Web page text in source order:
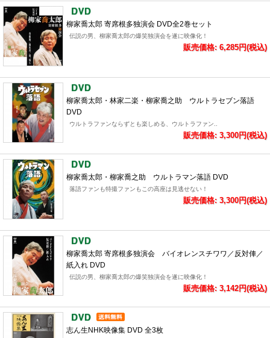
柳家喬太郎 寄席根多独演会 DVD全2巻セット
伝説の男、柳家喬太郎の爆笑独演会を遂に映像化！
販売価格: 6,285円(税込)
柳家喬太郎・林家二楽・柳家喬之助 ウルトラセブン落語
DVD
ウルトラファンならずとも楽しめる、ウルトラファン..
販売価格: 3,300円(税込)
柳家喬太郎・柳家喬之助 ウルトラマン落語 DVD
落語ファンも特撮ファンもこの高座は見逃せない！
販売価格: 3,300円(税込)
柳家喬太郎 寄席根多独演会 バイオレンスチワワ／反対俥／
紙入れ DVD
伝説の男、柳家喬太郎の爆笑独演会を遂に映像化！
販売価格: 3,142円(税込)
志ん生NHK映像集 DVD 全3枚